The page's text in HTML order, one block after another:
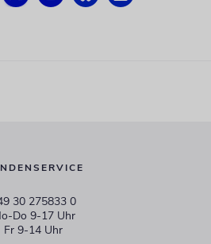
30 275833 0
Do 9-17 Uhr
Fr 9-14 Uhr